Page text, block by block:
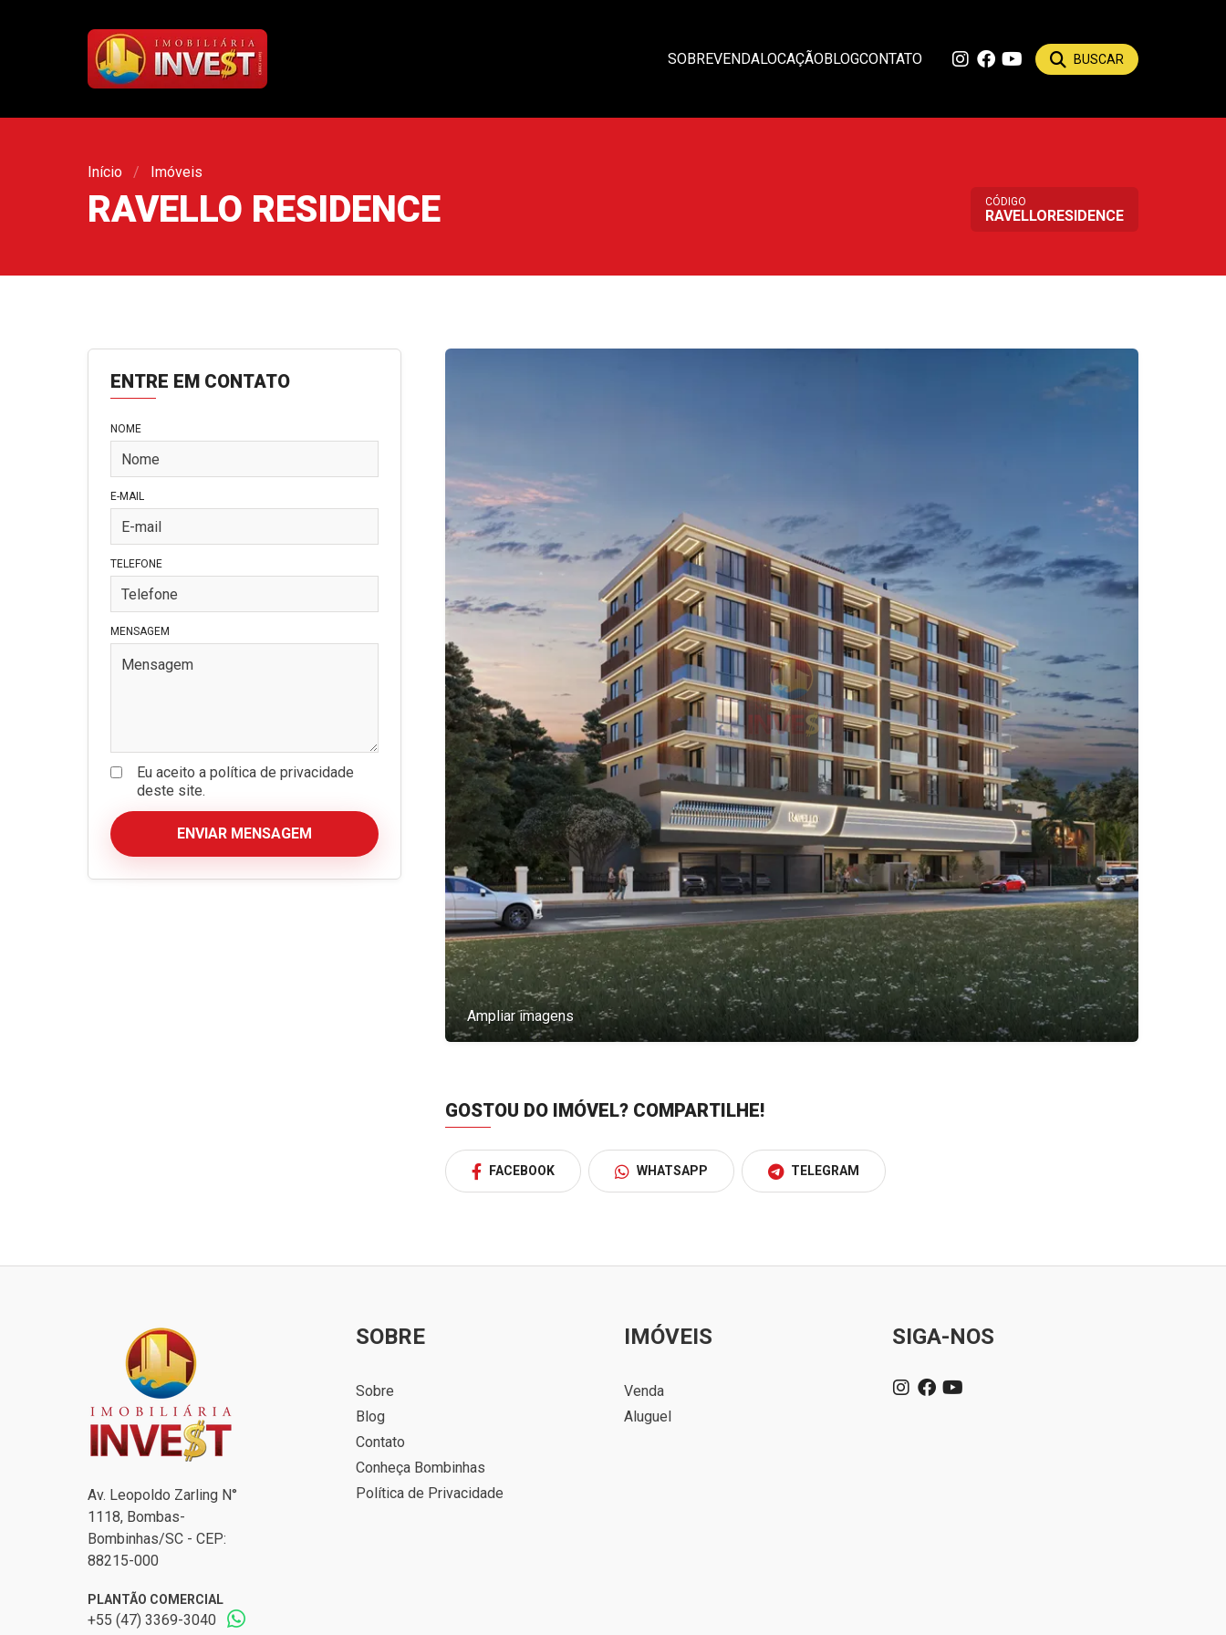
SOBREVENDALOCAÇÃOBLOGCONTATO BUSCAR
Início Imóveis
RAVELLO RESIDENCE CÓDIGO
RAVELLORESIDENCE
ENTRE EM CONTATO
NOME
E-MAIL
TELEFONE
MENSAGEM
Eu aceito a política de privacidade
deste site.
ENVIAR MENSAGEM
Ampliar imagens
GOSTOU DO IMÓVEL? COMPARTILHE!
FACEBOOK WHATSAPP TELEGRAM
Av. Leopoldo Zarling N°
1118, Bombas-
Bombinhas/SC - CEP:
88215-000
PLANTÃO COMERCIAL
+55 (47) 3369-3040
SOBRE
Sobre
Blog
Contato
Conheça Bombinhas
Política de Privacidade
IMÓVEIS
Venda
Aluguel
SIGA-NOS